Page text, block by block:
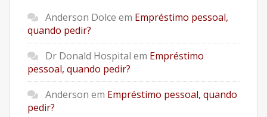
Anderson Dolce em Empréstimo pessoal,
quando pedir?
Dr Donald Hospital em Empréstimo
pessoal, quando pedir?
Anderson em Empréstimo pessoal, quando
pedir?